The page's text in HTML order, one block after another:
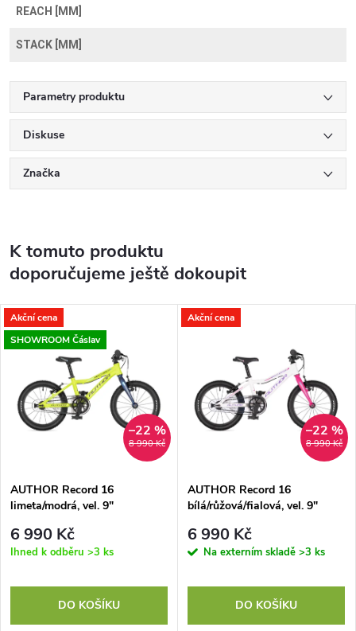
REACH [MM]
STACK [MM]
Parametry produktu
Diskuse
Značka
K tomuto produktu
doporučujeme ještě dokoupit
Akční cena
SHOWROOM Čáslav
8 990 Kč
–22 %
AUTHOR Record 16
limeta/modrá, vel. 9"
6 990 Kč
Ihned k odběru >3 ks
DO KOŠÍKU
Akční cena
8 990 Kč
–22 %
AUTHOR Record 16
bílá/růžová/fialová, vel. 9"
6 990 Kč
Na externím skladě >3 ks
DO KOŠÍKU